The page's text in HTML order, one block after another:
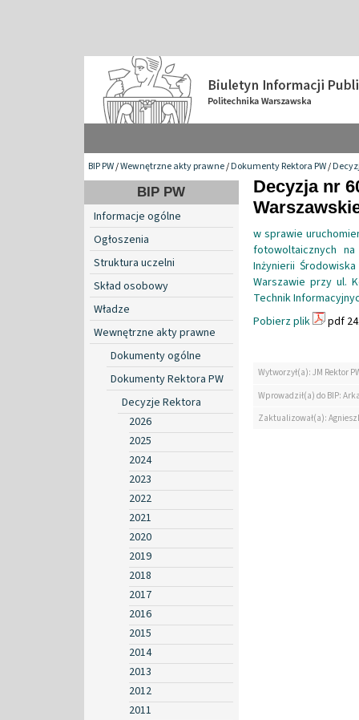
BIP PW/Wewnętrzne akty prawne/Dokumenty Rektora PW/
BIP PW
Informacje ogólne
Ogłoszenia
Struktura uczelni
Skład osobowy
Władze
Wewnętrzne akty prawne
Dokumenty ogólne
Dokumenty Rektora PW
Decyzje Rektora
2026
2025
2024
2023
2022
2021
2020
2019
2018
2017
2016
2015
2014
2013
2012
2011
Decyzja nr
w sprawie
fotowoltaicznych
Inżynierii
Warszawie przy ul.
Technik
Pobierz plik
pdf
Wytworzył(a): JM Rektor
Wprowadził(a) do BIP:
Zaktualizował(a):